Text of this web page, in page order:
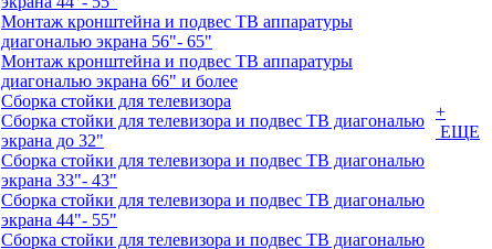
Монтаж кронштейна и подвес ТВ аппаратуры
диагональю экрана 56"- 65"
Монтаж кронштейна и подвес ТВ аппаратуры
диагональю экрана 66" и более
Сборка стойки для телевизора
Сборка стойки для телевизора и подвес ТВ диагональю
экрана до 32"
Сборка стойки для телевизора и подвес ТВ диагональю
экрана 33"- 43"
Сборка стойки для телевизора и подвес ТВ диагональю
экрана 44"- 55"
Сборка стойки для телевизора и подвес ТВ диагональю
+
ЕЩЕ